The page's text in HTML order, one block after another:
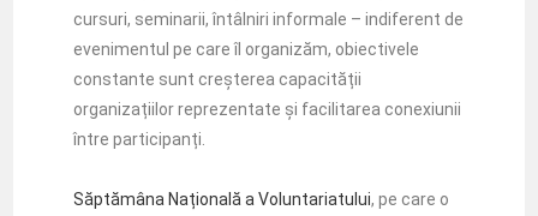
cursuri, seminarii, întâlniri informale – indiferent de
evenimentul pe care îl organizăm, obiectivele
constante sunt creșterea capacității
organizațiilor reprezentate și facilitarea conexiunii
între participanți.
Săptămâna Națională a Voluntariatului, pe care o